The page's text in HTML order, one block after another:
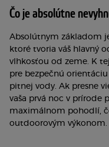
Čo je absolútne
Absolútnym základom
ktoré tvoria váš hlavný
vlhkosťou od zeme. K
pre bezpečnú
pitnej vody. Ak presne
vaša prvá noc v prírode
maximálnom pohodlí,
outdoorovým výkonom.